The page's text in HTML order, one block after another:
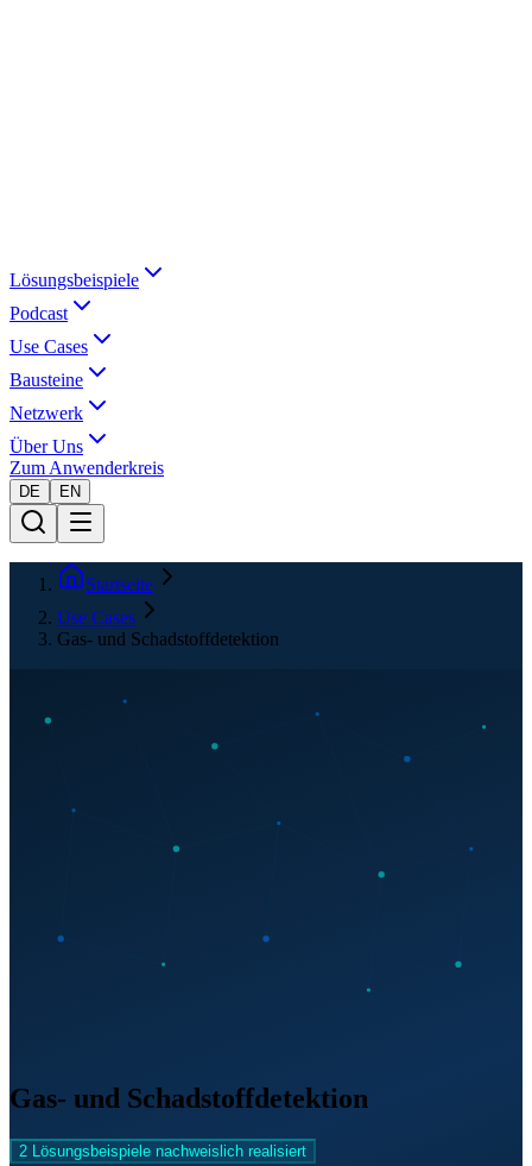
Lösungsbeispiele
Podcast
Use Cases
Bausteine
Netzwerk
Über Uns
Zum Anwenderkreis
DE EN
Startseite
Use Cases
Gas- und Schadstoffdetektion
Gas- und Schadstoffdetektion
2 Lösungsbeispiele nachweislich realisiert